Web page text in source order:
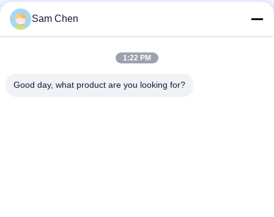
Gree Rj45 con il trasformatore, Ethernet di magnetica
integrata singola Linguetta-Su del porto dell'angolo retto Rj45
Giga
RMT-373D-07W0-NL-Y, RJ45 con il bordo d'affondamento SMT
Sam Chen
1:22 PM
Good day, what product are you looking for?